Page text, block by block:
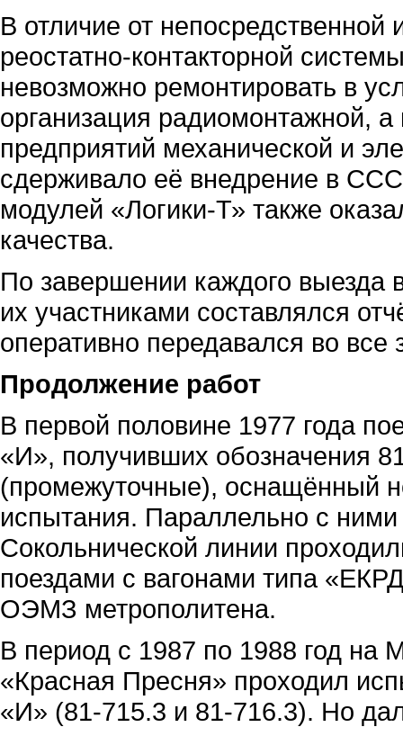
В отличие от
реостатно-контакторной
невозможно ремонтировать в
организация радиомонтажной,
предприятий механической и
сдерживало её внедрение в
модулей «Логики-Т» также
качества.
По завершении каждого выезда
их участниками составлялся
оперативно передавался во все
Продолжение работ
В первой половине 1977 года
«И», получивших обозначения
(промежуточные), оснащённый
испытания. Параллельно с
Сокольнической линии
поездами с вагонами типа
ОЭМЗ метрополитена.
В период с 1987 по 1988 год на
«Красная Пресня» проходил
«И» (81-715.3 и 81-716.3). Но